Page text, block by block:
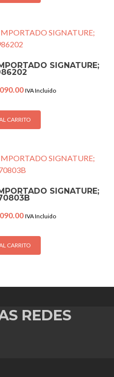
SIGNATURE;
Current
is:
$1,090.00.
IVA Incluido
CARRITO
SIGNATURE;
Current
is:
$1,090.00.
IVA Incluido
CARRITO
REDES